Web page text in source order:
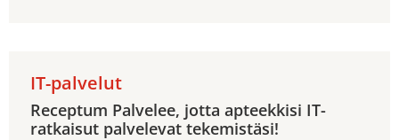
IT-palvelut
Receptum Palvelee, jotta apteekkisi IT-
ratkaisut palvelevat tekemistäsi!